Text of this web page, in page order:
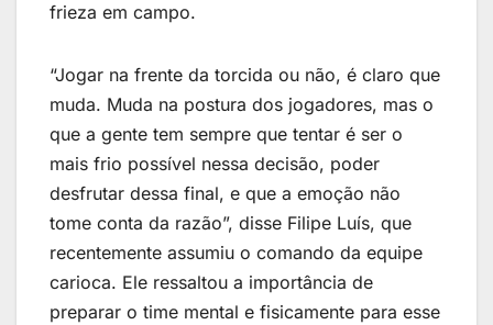
frieza em campo.
“Jogar na frente da torcida ou não, é claro que
muda. Muda na postura dos jogadores, mas o
que a gente tem sempre que tentar é ser o
mais frio possível nessa decisão, poder
desfrutar dessa final, e que a emoção não
tome conta da razão”, disse Filipe Luís, que
recentemente assumiu o comando da equipe
carioca. Ele ressaltou a importância de
preparar o time mental e fisicamente para esse